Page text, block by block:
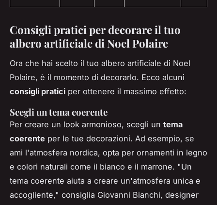
Consigli pratici per decorare il tuo
albero artificiale di Noel Polaire
Ora che hai scelto il tuo albero artificiale di Noel
Polaire, è il momento di decorarlo. Ecco alcuni
consigli pratici per ottenere il massimo effetto:
Scegli un tema coerente
Per creare un look armonioso, scegli un tema
coerente per le tue decorazioni. Ad esempio, se
ami l'atmosfera nordica, opta per ornamenti in legno
e colori naturali come il bianco e il marrone. "Un
tema coerente aiuta a creare un'atmosfera unica e
accogliente," consiglia Giovanni Bianchi, designer